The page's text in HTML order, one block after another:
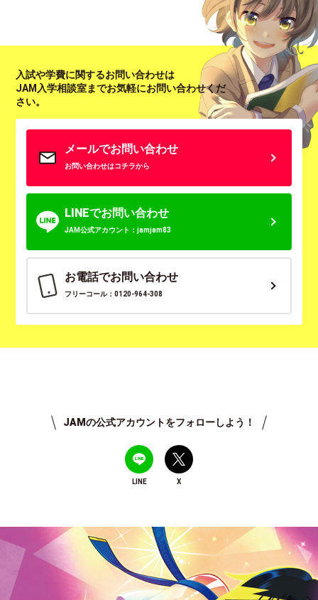
入試や学費に関するお問い合わせは
JAM入学相談室までお気軽にお問い合わせくだ
さい。
メールでお問い合わせ
お問い合わせはコチラから
LINEでお問い合わせ
JAM公式アカウント：jamjam83
お電話でお問い合わせ
フリーコール：0120-964-308
JAMの公式アカウントをフォローしよう！
LINE X